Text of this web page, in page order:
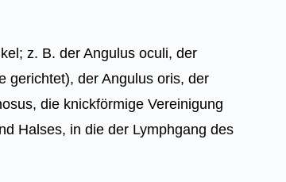
z. B. der Angulus oculi, der
gerichtet), der Angulus oris, der
die knickförmige Vereinigung
Halses, in die der Lymphgang des